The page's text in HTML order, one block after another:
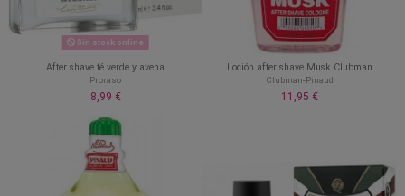
Sin stock online
After shave té verde y avena
Proraso
8,99 €
Loción after shave Musk Clubman
Clubman-Pinaud
11,95 €